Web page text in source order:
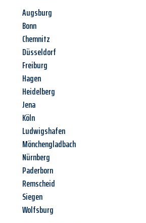
Augsburg
Bonn
Chemnitz
Düsseldorf
Freiburg
Hagen
Heidelberg
Jena
Köln
Ludwigshafen
Mönchengladbach
Nürnberg
Paderborn
Remscheid
Siegen
Wolfsburg